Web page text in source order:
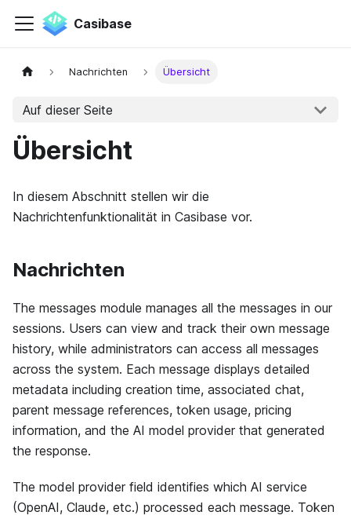
Casibase
Nachrichten Übersicht
Auf dieser Seite
Übersicht
In diesem Abschnitt stellen wir die
Nachrichtenfunktionalität in Casibase vor.
Nachrichten
The messages module manages all the messages in our
sessions. Users can view and track their own message
history, while administrators can access all messages
across the system. Each message displays detailed
metadata including creation time, associated chat,
parent message references, token usage, pricing
information, and the AI model provider that generated
the response.
The model provider field identifies which AI service
(OpenAI, Claude, etc.) processed each message. Token